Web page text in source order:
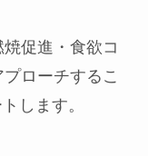
促進・食欲コ
ローチするこ
します。